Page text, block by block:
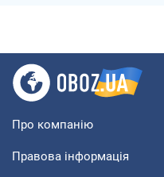
Про компанію
Правова інформація